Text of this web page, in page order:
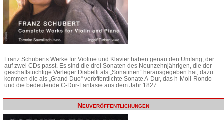
Franz Schuberts Werke für Violine und Klavier haben genau den Umfang, der
auf zwei CDs passt. Es sind die drei Sonaten des Neunzehnjährigen, die der
geschäftstüchtige Verleger Diabelli als „Sonatinen“ herausgegeben hat, dazu
kommen die als „Grand Duo“ veröffentlichte Sonate A-Dur, das h-Moll-Rondo
und die bedeutende C-Dur-Fantasie aus dem Jahr 1827.
Neuveröffentlichungen